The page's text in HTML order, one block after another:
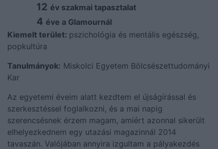
12 év szakmai tapasztalat
4 éve a Glamournál
Kiemelt terület: pszichológia és mentális egészség,
popkultúra
Tanulmányok: Miskolci Egyetem Bölcsészettudományi
Kar
Az egyetemi éveim alatt kezdtem el újságírással és
szerkesztéssel foglalkozni, és a mai napig
szerencsésnek érzem magam, amiért azonnal sikerült
elhelyezkednem egy utazási magazinnál 2014
tavaszán. Valójában annyira izgultam a pályakezdés